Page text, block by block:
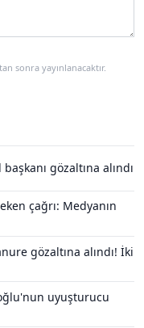
sonra yayınlanacaktır.
gözaltına alındı
çağrı: Medyanın
gözaltına alındı! İki
uyuşturucu